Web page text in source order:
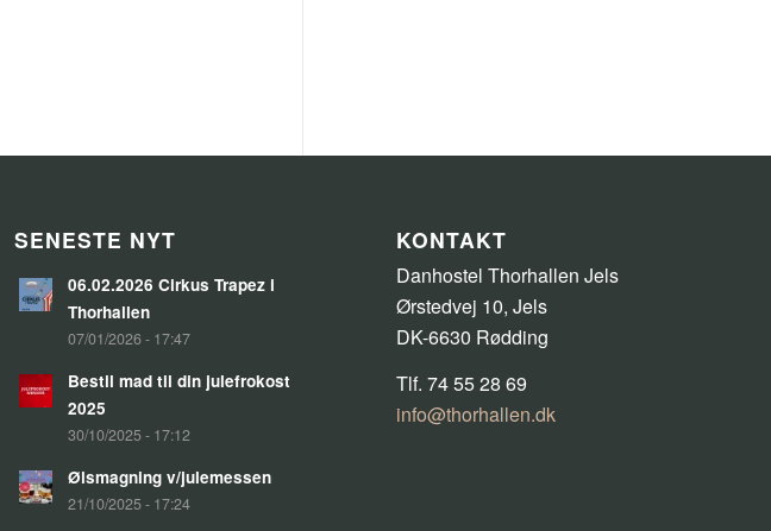
SENESTE NYT
06.02.2026 Cirkus Trapez i
Thorhallen
07/01/2026 - 17:47
Bestil mad til din julefrokost
2025
30/10/2025 - 17:12
Ølsmagning v/julemessen
21/10/2025 - 17:24
KONTAKT
Danhostel Thorhallen Jels
Ørstedvej 10, Jels
DK-6630 Rødding
Tlf. 74 55 28 69
info@thorhallen.dk